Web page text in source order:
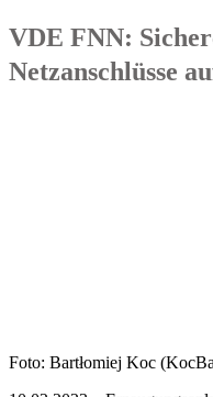
VDE FNN:
Netzanschlüsse
Foto: Bartłomiej Koc